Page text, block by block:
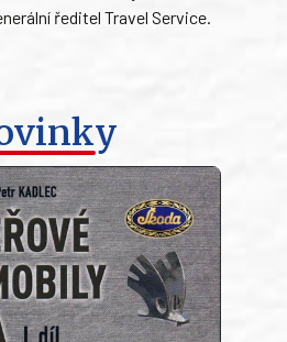
ředitel Travel Service.